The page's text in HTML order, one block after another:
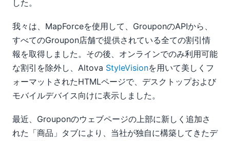
した。
我々は、MapForceを使用して、GrouponのAPIから、
すべてのGroupon店舗で提供されている全ての割引情
報を取得しました。その後、オンラインでのみ利用可能
な割引を除外し、Altova StyleVisionを用いて美しくフ
ォーマットされたHTMLページで、デスクトップおよび
モバイルデバイス向けに表示しました。
最近、Grouponのウェブページの上部に新しく追加さ
れた「商品」タブにより、当社が独自に構築してきたデ